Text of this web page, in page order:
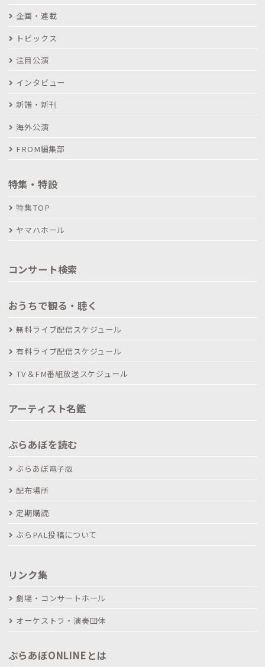
企画・連載
トピックス
注目公演
インタビュー
新譜・新刊
海外公演
FROM編集部
特集・特設
特集TOP
ヤマハホール
コンサート検索
おうちで観る・聴く
無料ライブ配信スケジュール
有料ライブ配信スケジュール
TV＆FM番組放送スケジュール
アーティスト名鑑
ぶらあぼを読む
ぶらあぼ電子版
配布場所
定期購読
ぶらPAL投稿について
リンク集
劇場・コンサートホール
オーケストラ・演奏団体
ぶらあぼONLINEとは